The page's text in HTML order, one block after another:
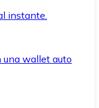
instante.
una wallet auto